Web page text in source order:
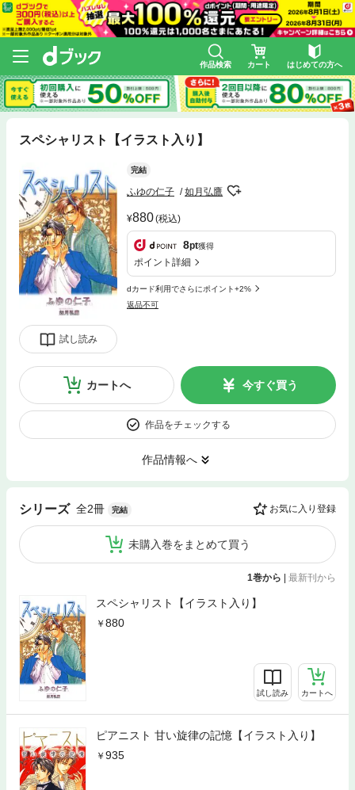
作品検索 カート はじめての方へ
スペシャリスト【イラスト入り】
試し読み
完結
ふゆの仁子 如月弘鷹
880(税込)
8pt獲得
ポイント詳細
dカード利用でさらにポイント+2%
返品不可
カートへ 今すぐ買う
作品をチェックする
作品情報へ
シリーズ 全2冊 完結 お気に入り登録
未購入巻をまとめて買う
1巻から 最新刊から
スペシャリスト【イラスト入り】
880
試し読み カートへ
ピアニスト 甘い旋律の記憶【イラスト入り】
935